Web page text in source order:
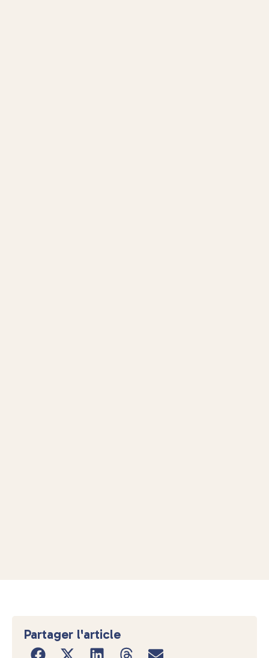
Partager l'article